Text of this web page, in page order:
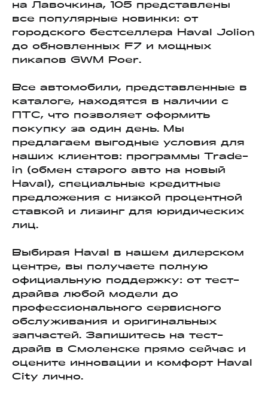
на Лавочкина, 105 представлены
все популярные новинки: от
городского бестселлера Haval Jolion
до обновленных F7 и мощных
пикапов GWM Poer.
Все автомобили, представленные в
каталоге, находятся в наличии с
ПТС, что позволяет оформить
покупку за один день. Мы
предлагаем выгодные условия для
наших клиентов: программы Trade-
in (обмен старого авто на новый
Haval), специальные кредитные
предложения с низкой процентной
ставкой и лизинг для юридических
лиц.
Выбирая Haval в нашем дилерском
центре, вы получаете полную
официальную поддержку: от тест-
драйва любой модели до
профессионального сервисного
обслуживания и оригинальных
запчастей. Запишитесь на тест-
драйв в Смоленске прямо сейчас и
оцените инновации и комфорт Haval
City лично.